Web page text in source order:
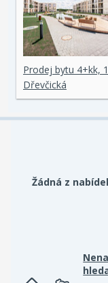
Prodej bytu 4+kk,
Dřevčická
Žádná z